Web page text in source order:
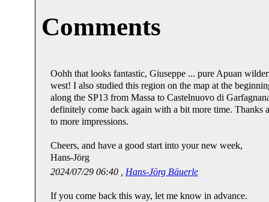
Comments
Oohh that looks fantastic, Giuseppe ... pure Apuan
west! I also studied this region on the map at the
along the SP13 from Massa to Castelnuovo di
definitely come back again with a bit more time.
to more impressions.
Cheers, and have a good start into your new week,
Hans-Jörg
2024/07/29 06:40 , Hans-Jörg Bäuerle
If you come back this way, let me know in advance.